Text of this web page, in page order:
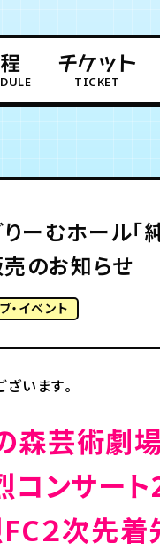
チケット
TICKET
ーむホール
のお知らせ
・イベント
います。
森芸術劇
コンサー
２次先